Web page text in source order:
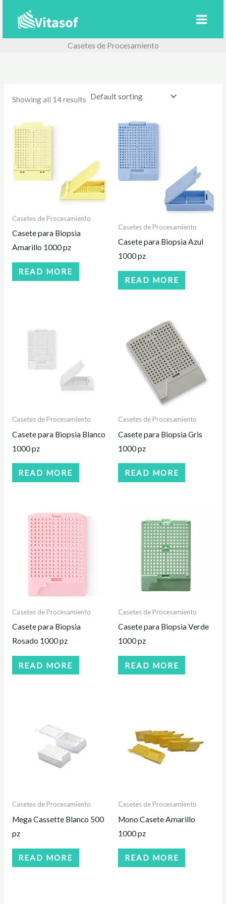
Casetes de Procesamiento
Showing all 14 results
Casetes de Procesamiento
Casete para Biopsia
Amarillo 1000 pz
READ MORE
Casetes de Procesamiento
Casete para Biopsia Azul
1000 pz
READ MORE
Casetes de Procesamiento
Casete para Biopsia Blanco
1000 pz
READ MORE
Casetes de Procesamiento
Casete para Biopsia Gris
1000 pz
READ MORE
Casetes de Procesamiento
Casete para Biopsia
Rosado 1000 pz
READ MORE
Casetes de Procesamiento
Casete para Biopsia Verde
1000 pz
READ MORE
Casetes de Procesamiento
Mega Cassette Blanco 500
pz
READ MORE
Casetes de Procesamiento
Mono Casete Amarillo
1000 pz
READ MORE